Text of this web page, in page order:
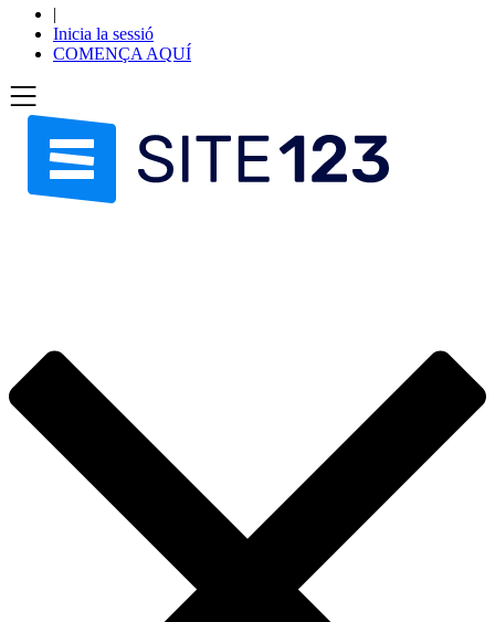
|
Inicia la sessió
COMENÇA AQUÍ